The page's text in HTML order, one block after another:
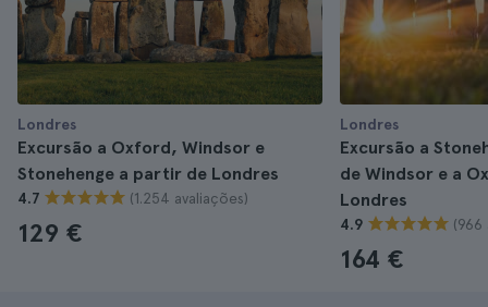
Londres
Excursão a Oxford, Windsor e
Stonehenge a partir de Londres
4.7 (1.254 avaliações)
129 €
Londres
Excursão a
de Windsor e a
Londres
4.9 (966
164 €